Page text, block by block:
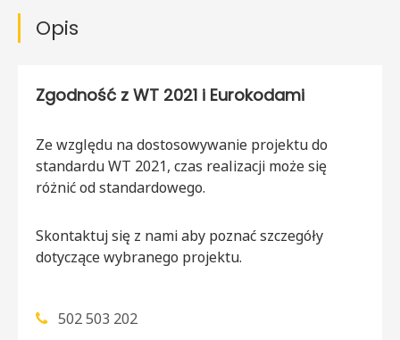
Opis
Zgodność z WT 2021 i Eurokodami
Ze względu na dostosowywanie projektu do
standardu WT 2021, czas realizacji może się
różnić od standardowego.
Skontaktuj się z nami aby poznać szczegóły
dotyczące wybranego projektu.
502 503 202